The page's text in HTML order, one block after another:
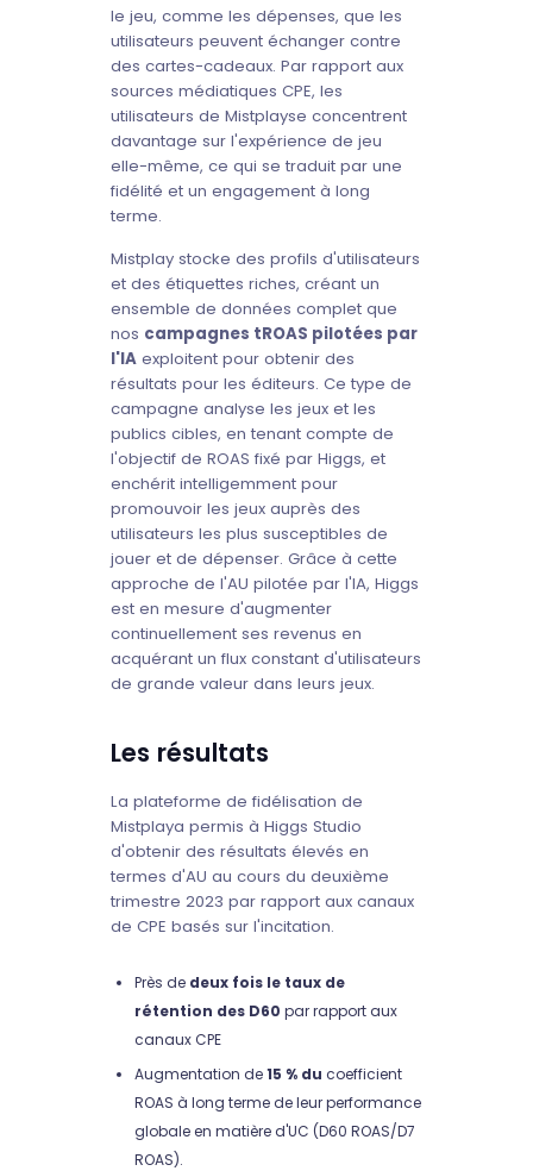
le jeu, comme les dépenses, que les
utilisateurs peuvent échanger contre
des cartes-cadeaux. Par rapport aux
sources médiatiques CPE, les
utilisateurs de Mistplayse concentrent
davantage sur l'expérience de jeu
elle-même, ce qui se traduit par une
fidélité et un engagement à long
terme.
Mistplay stocke des profils d'utilisateurs
et des étiquettes riches, créant un
ensemble de données complet que
nos campagnes tROAS pilotées par
l'IA exploitent pour obtenir des
résultats pour les éditeurs. Ce type de
campagne analyse les jeux et les
publics cibles, en tenant compte de
l'objectif de ROAS fixé par Higgs, et
enchérit intelligemment pour
promouvoir les jeux auprès des
utilisateurs les plus susceptibles de
jouer et de dépenser. Grâce à cette
approche de l'AU pilotée par l'IA, Higgs
est en mesure d'augmenter
continuellement ses revenus en
acquérant un flux constant d'utilisateurs
de grande valeur dans leurs jeux.
Les résultats
La plateforme de fidélisation de
Mistplaya permis à Higgs Studio
d'obtenir des résultats élevés en
termes d'AU au cours du deuxième
trimestre 2023 par rapport aux canaux
de CPE basés sur l'incitation.
Près de deux fois le taux de
rétention des D60 par rapport aux
canaux CPE
Augmentation de15 % du coefficient
ROAS à long terme de leur performance
globale en matière d'UC (D60 ROAS/D7
ROAS).